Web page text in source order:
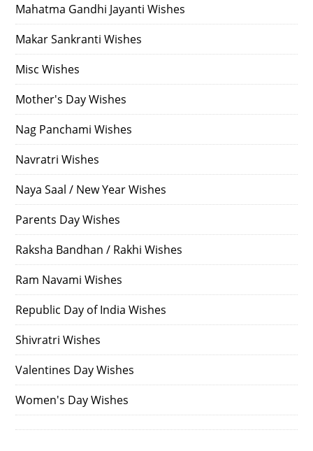
Mahatma Gandhi Jayanti Wishes
Makar Sankranti Wishes
Misc Wishes
Mother's Day Wishes
Nag Panchami Wishes
Navratri Wishes
Naya Saal / New Year Wishes
Parents Day Wishes
Raksha Bandhan / Rakhi Wishes
Ram Navami Wishes
Republic Day of India Wishes
Shivratri Wishes
Valentines Day Wishes
Women's Day Wishes